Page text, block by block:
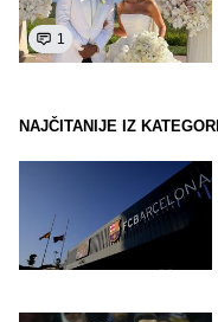
1
NAJČITANIJE IZ